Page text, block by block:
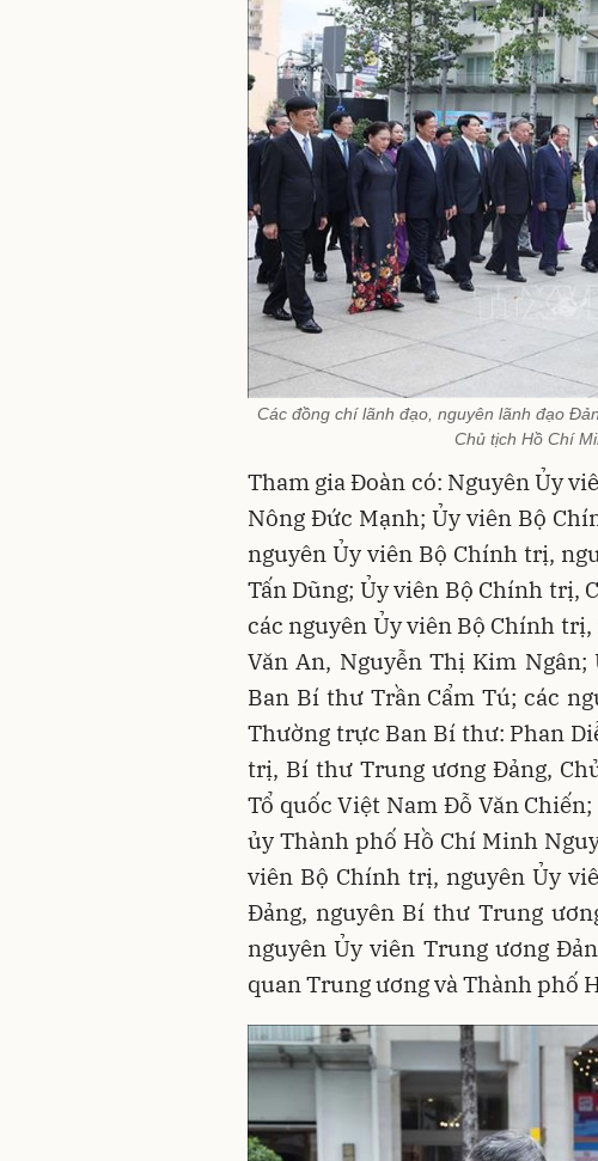
Các đồng chí lãnh đạo, nguyên lãnh đạo
Chủ tịch Hồ Chí
Tham gia Đoàn có: Nguyên Ủy
Nông Đức Mạnh; Ủy viên Bộ
nguyên Ủy viên Bộ Chính trị,
Tấn Dũng; Ủy viên Bộ Chính trị,
các nguyên Ủy viên Bộ Chính
Văn An, Nguyễn Thị Kim
Ban Bí thư Trần Cẩm Tú; các
Thường trực Ban Bí thư: Phan
trị, Bí thư Trung ương Đảng,
Tổ quốc Việt Nam Đỗ Văn
ủy Thành phố Hồ Chí Minh
viên Bộ Chính trị, nguyên Ủy
Đảng, nguyên Bí thư Trung
nguyên Ủy viên Trung ương
quan Trung ương và Thành phố